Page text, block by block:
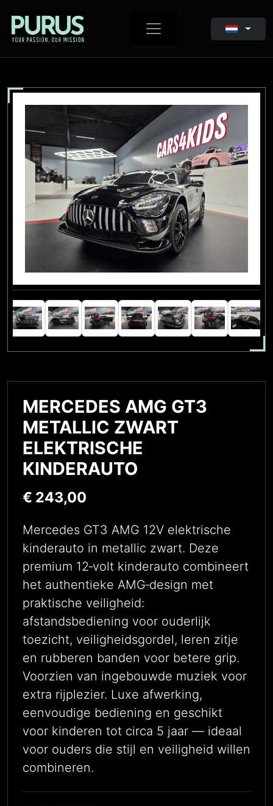
MERCEDES AMG GT3
METALLIC ZWART
ELEKTRISCHE
KINDERAUTO
€ 243,00
Mercedes GT3 AMG 12V elektrische
kinderauto in metallic zwart. Deze
premium 12‑volt kinderauto combineert
het authentieke AMG‑design met
praktische veiligheid:
afstandsbediening voor ouderlijk
toezicht, veiligheidsgordel, leren zitje
en rubberen banden voor betere grip.
Voorzien van ingebouwde muziek voor
extra rijplezier. Luxe afwerking,
eenvoudige bediening en geschikt
voor kinderen tot circa 5 jaar — ideaal
voor ouders die stijl en veiligheid willen
combineren.